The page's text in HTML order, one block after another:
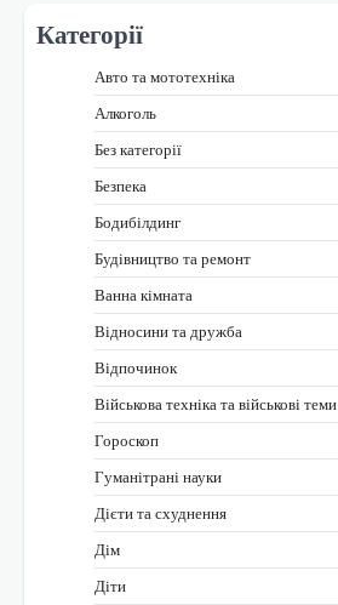
Категорії
Авто та мототехніка
Алкоголь
Без категорії
Безпека
Бодибілдинг
Будівництво та ремонт
Ванна кімната
Відносини та дружба
Відпочинок
Військова техніка та військові теми
Гороскоп
Гуманітрані науки
Дієти та схуднення
Дім
Діти